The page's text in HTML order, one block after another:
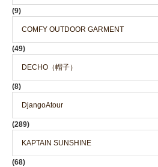
(9)
COMFY OUTDOOR GARMENT
(49)
DECHO（帽子）
(8)
DjangoAtour
(289)
KAPTAIN SUNSHINE
(68)